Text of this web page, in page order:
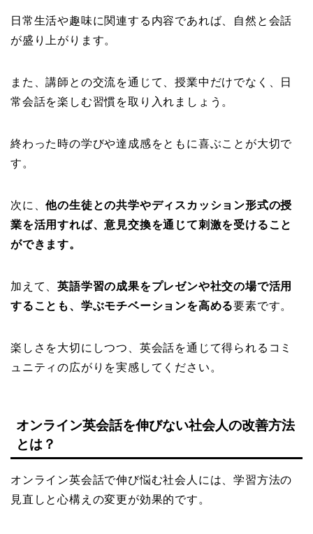
日常生活や趣味に関連する内容であれば、自然と会話
が盛り上がります。
また、講師との交流を通じて、授業中だけでなく、日
常会話を楽しむ習慣を取り入れましょう。
終わった時の学びや達成感をともに喜ぶことが大切で
す。
次に、他の生徒との共学やディスカッション形式の授
業を活用すれば、意見交換を通じて刺激を受けること
ができます。
加えて、英語学習の成果をプレゼンや社交の場で活用
することも、学ぶモチベーションを高める要素です。
楽しさを大切にしつつ、英会話を通じて得られるコミ
ュニティの広がりを実感してください。
オンライン英会話を伸びない社会人の改善方法
とは？
オンライン英会話で伸び悩む社会人には、学習方法の
見直しと心構えの変更が効果的です。